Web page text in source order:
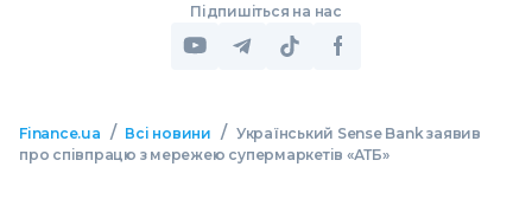
Підпишіться на нас
Finance.ua / Всі новини / Український Sense Bank заявив
про співпрацю з мережею супермаркетів «АТБ»